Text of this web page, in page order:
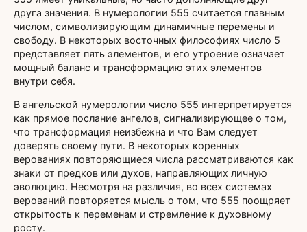
друга значения. В нумерологии 555 считается главным
числом, символизирующим динамичные перемены и
свободу. В некоторых восточных философиях число 5
представляет пять элементов, и его утроение означает
мощный баланс и трансформацию этих элементов
внутри себя.
В ангельской нумерологии число 555 интерпретируется
как прямое послание ангелов, сигнализирующее о том,
что трансформация неизбежна и что Вам следует
доверять своему пути. В некоторых коренных
верованиях повторяющиеся числа рассматриваются как
знаки от предков или духов, направляющих личную
эволюцию. Несмотря на различия, во всех системах
верований повторяется мысль о том, что 555 поощряет
открытость к переменам и стремление к духовному
росту.